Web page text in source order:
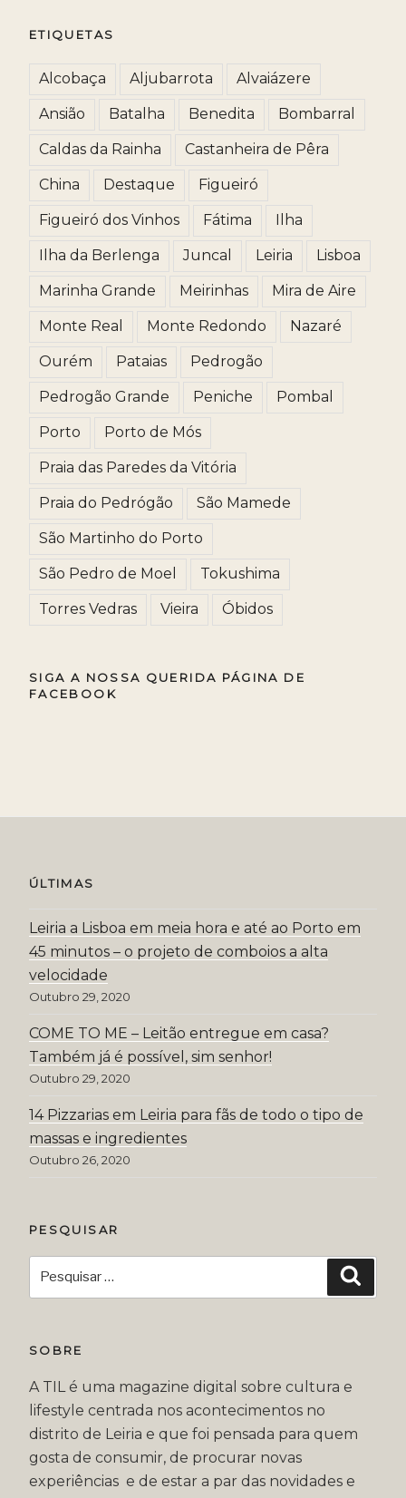
ETIQUETAS
Alcobaça Aljubarrota Alvaiázere
Ansião Batalha Benedita Bombarral
Caldas da Rainha Castanheira de Pêra
China Destaque Figueiró
Figueiró dos Vinhos Fátima Ilha
Ilha da Berlenga Juncal Leiria Lisboa
Marinha Grande Meirinhas Mira de Aire
Monte Real Monte Redondo Nazaré
Ourém Pataias Pedrogão
Pedrogão Grande Peniche Pombal
Porto Porto de Mós
Praia das Paredes da Vitória
Praia do Pedrógão São Mamede
São Martinho do Porto
São Pedro de Moel Tokushima
Torres Vedras Vieira Óbidos
SIGA A NOSSA QUERIDA PÁGINA DE
FACEBOOK
ÚLTIMAS
Leiria a Lisboa em meia hora e até ao Porto em
45 minutos – o projeto de comboios a alta
velocidade
Outubro 29, 2020
COME TO ME – Leitão entregue em casa?
Também já é possível, sim senhor!
Outubro 29, 2020
14 Pizzarias em Leiria para fãs de todo o tipo de
massas e ingredientes
Outubro 26, 2020
PESQUISAR
SOBRE
A TIL é uma magazine digital sobre cultura e
lifestyle centrada nos acontecimentos no
distrito de Leiria e que foi pensada para quem
gosta de consumir, de procurar novas
experiências e de estar a par das novidades e